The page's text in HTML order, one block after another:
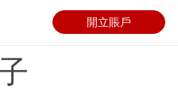
開立賬戶